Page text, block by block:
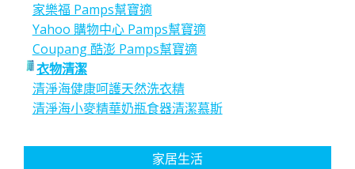
家樂福 Pamps幫寶適
Yahoo 購物中心 Pamps幫寶適
Coupang 酷澎 Pamps幫寶適
衣物清潔
清淨海健康呵護天然洗衣精
清淨海小麥精華奶瓶食器清潔慕斯
家居生活